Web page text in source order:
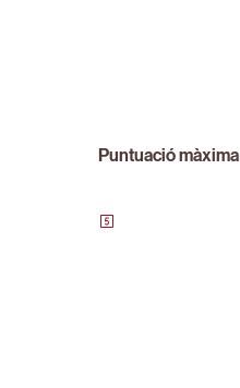
Puntuació